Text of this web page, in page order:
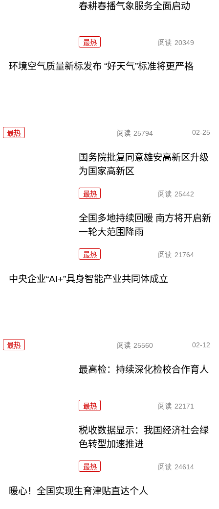
春耕春播气象服务全面启动
最热 阅读 20349
环境空气质量新标发布 “好天气”标准将更严格
最热 阅读 25794 02-25
国务院批复同意雄安高新区升级
为国家高新区
最热 阅读 25442
全国多地持续回暖 南方将开启新
一轮大范围降雨
最热 阅读 21764
中央企业“AI+”具身智能产业共同体成立
最热 阅读 25560 02-12
最高检：持续深化检校合作育人
最热 阅读 22171
税收数据显示：我国经济社会绿
色转型加速推进
最热 阅读 24614
暖心！全国实现生育津贴直达个人